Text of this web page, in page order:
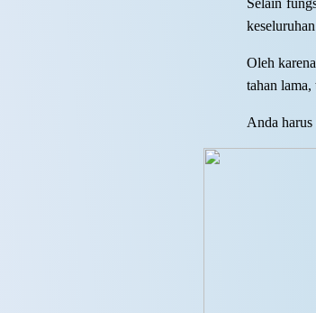
Selain
Oleh
tahan lama,
Anda